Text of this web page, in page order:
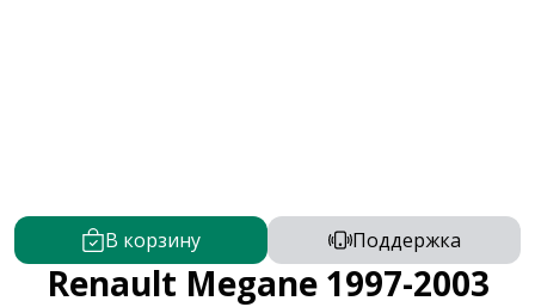
В корзину Поддержка
Renault Megane 1997-2003